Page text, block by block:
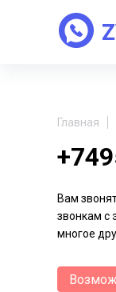
Главная
Вам
звонкам с
многое